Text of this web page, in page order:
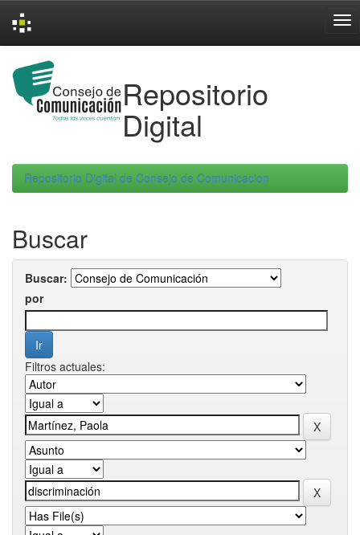
navigation
Repositorio
Digital
Repositorio Digital de Consejo de Comunicacion
Buscar
Buscar:
por
Filtros actuales: